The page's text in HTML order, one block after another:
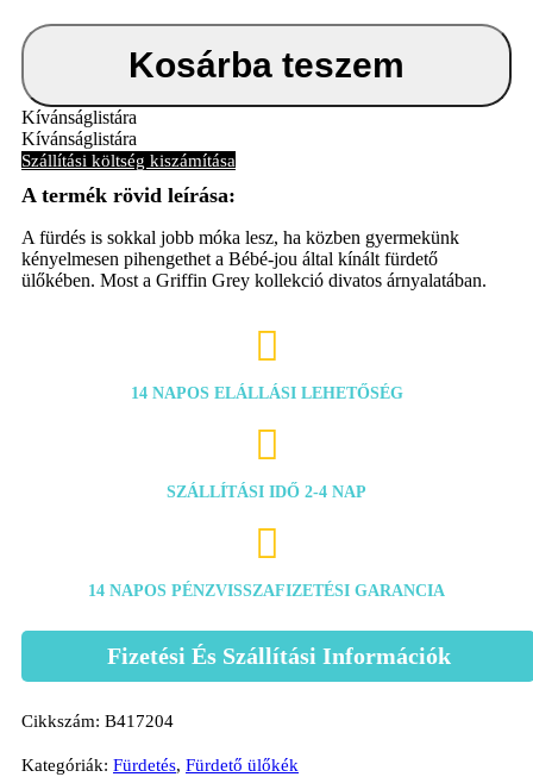
A fürdés is sokkal jobb móka lesz, ha közben gyermekünk
kényelmesen pihengethet a Bébé-jou által kínált fürdető
ülőkében. Most a Griffin Grey kollekció divatos árnyalatában.
mennyiség
Kosárba teszem
Kívánságlistára
Kívánságlistára
Szállítási költség kiszámítása

14 NAPOS ELÁLLÁSI LEHETŐSÉG

SZÁLLÍTÁSI IDŐ 2-4 NAP

14 NAPOS PÉNZVISSZAFIZETÉSI GARANCIA
Fizetési És Szállítási Információk
Cikkszám: B417204
Kategóriák: Fürdetés, Fürdető ülőkék